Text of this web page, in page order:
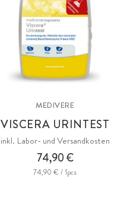
MEDIVERE
VISCERA URINTEST
inkl. Labor- und Versandkosten
74,90 €
74,90 € / 1pcs